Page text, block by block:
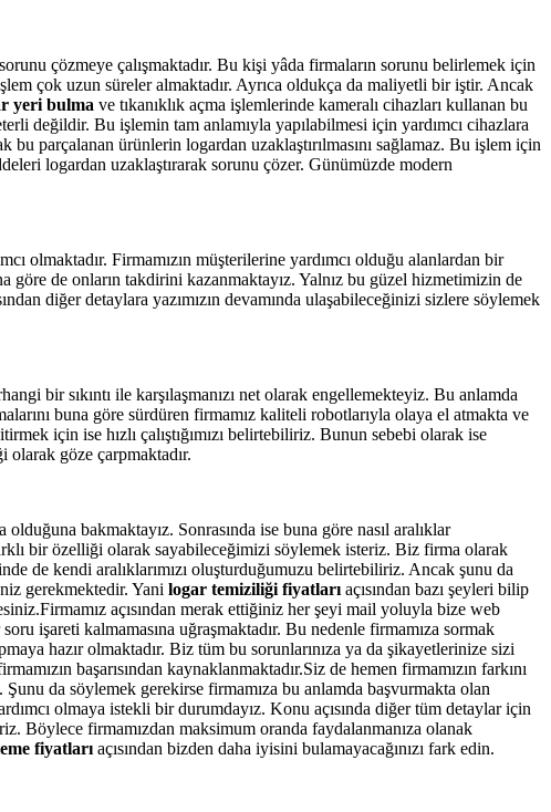
çözmeye çalışmaktadır. Bu kişi yâda firmaların sorunu belirlemek için
çok uzun süreler almaktadır. Ayrıca oldukça da maliyetli bir iştir. Ancak
yeri bulma ve tıkanıklık açma işlemlerinde kameralı cihazları kullanan bu
değildir. Bu işlemin tam anlamıyla yapılabilmesi için yardımcı cihazlara
parçalanan ürünlerin logardan uzaklaştırılmasını sağlamaz. Bu işlem için
logardan uzaklaştırarak sorunu çözer. Günümüzde modern
olmaktadır. Firmamızın müşterilerine yardımcı olduğu alanlardan bir
de onların takdirini kazanmaktayız. Yalnız bu güzel hizmetimizin de
diğer detaylara yazımızın devamında ulaşabileceğinizi sizlere söylemek
bir sıkıntı ile karşılaşmanızı net olarak engellemekteyiz. Bu anlamda
buna göre sürdüren firmamız kaliteli robotlarıyla olaya el atmakta ve
için ise hızlı çalıştığımızı belirtebiliriz. Bunun sebebi olarak ise
göze çarpmaktadır.
bakmaktayız. Sonrasında ise buna göre nasıl aralıklar
bir özelliği olarak sayabileceğimizi söylemek isteriz. Biz firma olarak
de kendi aralıklarımızı oluşturduğumuzu belirtebiliriz. Ancak şunu da
gerekmektedir. Yani logar temiziliği fiyatları açısından bazı şeyleri bilip
açısından merak ettiğiniz her şeyi mail yoluyla bize web
işareti kalmamasına uğraşmaktadır. Bu nedenle firmamıza sormak
hazır olmaktadır. Biz tüm bu sorunlarınıza ya da şikayetlerinize sizi
başarısından kaynaklanmaktadır.Siz de hemen firmamızın farkını
da söylemek gerekirse firmamıza bu anlamda başvurmakta olan
olmaya istekli bir durumdayız. Konu açısında diğer tüm detaylar için
Böylece firmamızdan maksimum oranda faydalanmanıza olanak
fiyatları açısından bizden daha iyisini bulamayacağınızı fark edin.